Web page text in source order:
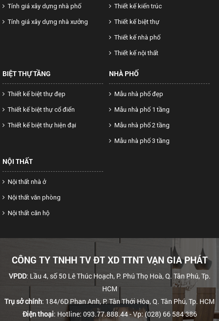
Tính giá xây dựng nhà phố
Tính giá xây dựng nhà xưởng
Thiết kế kiến trúc
Thiết kế biệt thự
Thiết kế nhà phố
Thiết kế nội thất
BIỆT THỰ TẦNG
Thiết kế biệt thự đẹp
Thiết kế biệt thự cổ điển
Thiết kế biệt thự hiện đại
NHÀ PHỐ
Mẫu nhà phố đẹp
Mẫu nhà phố 1 tầng
Mẫu nhà phố 2 tầng
Mẫu nhà phố 3 tầng
NỘI THẤT
Nội thất nhà ở
Nội thất văn phòng
Nội thất căn hộ
CÔNG TY TNHH TV ĐT XD TTNT VẠN GIA PHÁT
VPDD: Lầu 4, số 50 Lê Thúc Hoạch, P. Phú Thọ Hoà, Q. Tân Phú, Tp.
HCM
Trụ sở chính: 184/6D Phan Anh, P. Tân Thới Hòa, Q. Tân Phú, Tp. HCM
Điện thoại: Hotline: 093.77.888.44- Vp: (028) 66 584 386